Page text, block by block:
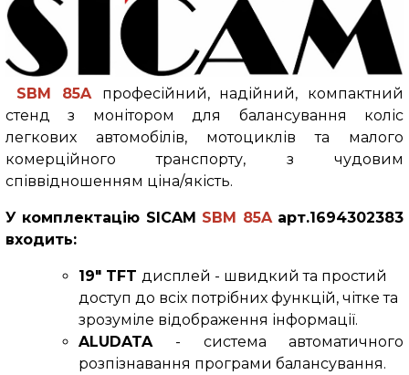
SBM 85A
професійний, надійний, компактний
стенд з монітором для балансування коліс
легкових автомобілів, мотоциклів та малого
комерційного транспорту, з чудовим
співвідношенням ціна/якість.
У комплектацію SICAM SBM 85Aарт.1694302383
входить:
19" TFT дисплей - швидкий та простий
доступ до всіх потрібних функцій, чітке та
зрозуміле відображення інформації.
ALUDATA -
система автоматичного
розпізнавання програми балансування.